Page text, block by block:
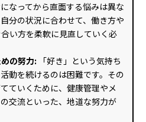
なってから直面する悩みは異な
分の状況に合わせて、働き方や
い方を柔軟に見直していく必
の努力: 「好き」という気持ち
動を続けるのは困難です。その
てていくために、健康管理やメ
交流といった、地道な努力が